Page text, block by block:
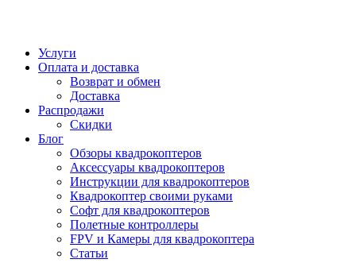
Услуги
Оплата и доставка
Возврат и обмен
Доставка
Распродажи
Скидки
Блог
Обзоры квадрокоптеров
Аксессуары квадрокоптеров
Инструкции для квадрокоптеров
Квадрокоптер своими руками
Софт для квадрокоптеров
Полетные контроллеры
FPV и Камеры для квадрокоптера
Статьи